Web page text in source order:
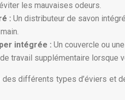
les mauvaises odeurs.
: Un distributeur de savon
intégrée : Un couvercle ou
travail supplémentaire lorsque
différents types d’éviers et